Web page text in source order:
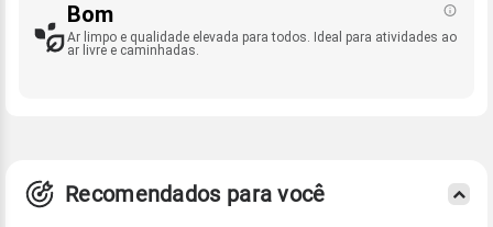
Bom
Ar limpo e qualidade elevada para todos. Ideal para atividades ao
ar livre e caminhadas.
Recomendados para você